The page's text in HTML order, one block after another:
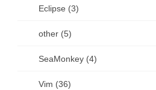
Eclipse (3)
other (5)
SeaMonkey (4)
Vim (36)